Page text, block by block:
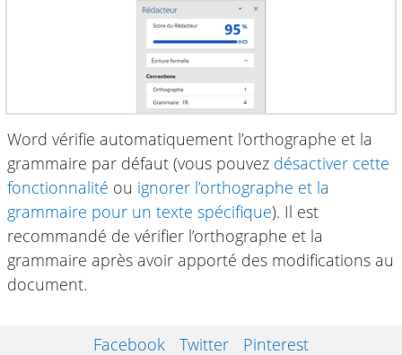
Word vérifie automatiquement l’orthographe et la
grammaire par défaut (vous pouvez désactiver cette
fonctionnalité ou ignorer l’orthographe et la
grammaire pour un texte spécifique). Il est
recommandé de vérifier l’orthographe et la
grammaire après avoir apporté des modifications au
document.
Facebook Twitter Pinterest